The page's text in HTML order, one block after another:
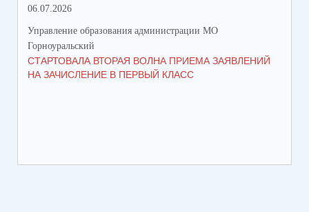
06.07.2026
Управление образования администрации МО
Горноуральский
СТАРТОВАЛА ВТОРАЯ ВОЛНА ПРИЕМА ЗАЯВЛЕНИЙ
НА ЗАЧИСЛЕНИЕ В ПЕРВЫЙ КЛАСС